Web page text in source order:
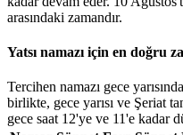
arasındaki zamandır.
Yatsı namazı için en doğru
Tercihen namazı gece
birlikte, gece yarısı ve Şeriat
gece saat 12'ye ve 11'e kadar